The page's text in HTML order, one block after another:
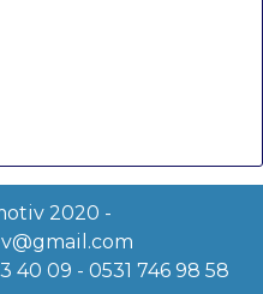
2020 -
40 09 - 0531 746 98 58